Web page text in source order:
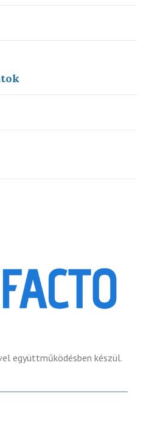
együttműködésben készül.